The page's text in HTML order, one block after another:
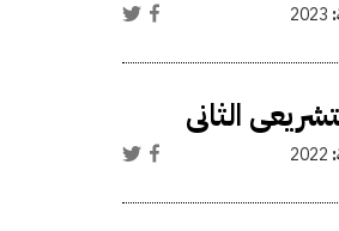
2023
الثانى
2022